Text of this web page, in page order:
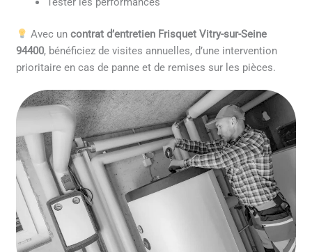
Avec un contrat d’entretien Frisquet Vitry-sur-Seine
94400, bénéficiez de visites annuelles, d’une intervention
prioritaire en cas de panne et de remises sur les pièces.